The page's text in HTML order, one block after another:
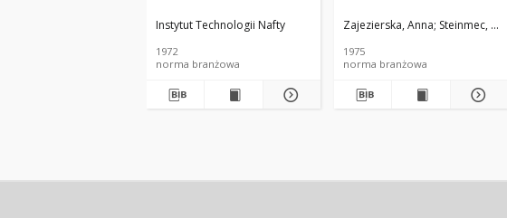
Instytut Technologii Nafty
1972
norma branżowa
Zajezierska, Anna Steinmec,
1975
norma branżowa